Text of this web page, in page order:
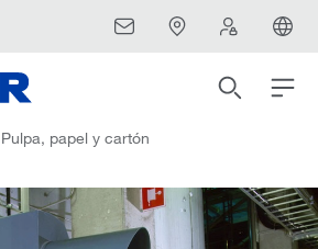
Pulpa, papel y cartón